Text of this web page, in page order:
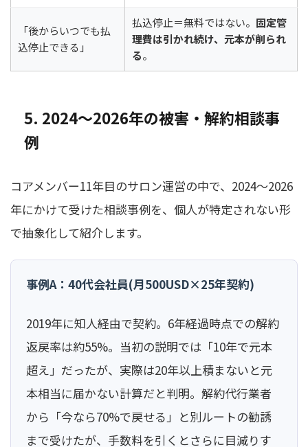
「後からいつでも払
込停止できる」
払込停止＝無料ではない。 固定管
理費は引かれ続け、元本が削られ
る。
5. 2024〜2026年の被害・解約相談事
例
コアメンバー11年目のサロン運営の中で、2024〜2026
年にかけて受けた相談事例を、個人が特定されない形
で抽象化して紹介します。
事例A：40代会社員(月500USD×25年契約)
2019年に知人経由で契約。6年経過時点での解約
返戻率は約55%。当初の説明では「10年で元本
超え」だったが、実際は20年以上積まないと元
本相当に届かない計算だと判明。解約代行業者
から「今なら70%で戻せる」と別ルートの勧誘
まで受けたが、手数料を引くとさらに目減りす